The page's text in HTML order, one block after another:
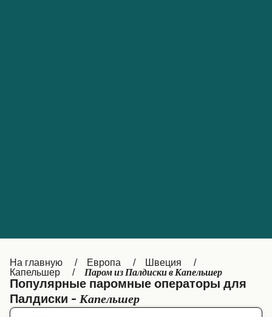
Italia Canada (FR)
Canada België (NL)
Ελλάδα Belgique (FR)
На главную Европа
Швеция
Капельшер
Паром из Палдиски в Капельшер
Популярные паромные операторы для
Палдиски - Капельшер